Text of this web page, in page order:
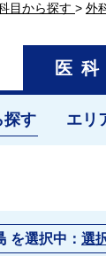
目から探す > 外
医科
探す エリ
を選択中： 選